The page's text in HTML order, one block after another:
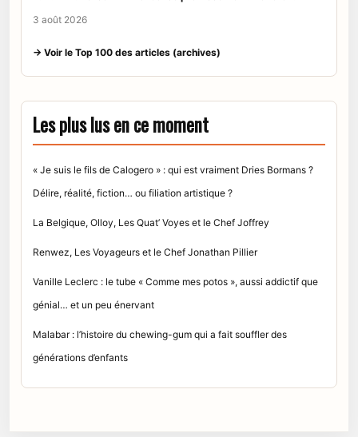
3 août 2026
→ Voir le Top 100 des articles (archives)
Les plus lus en ce moment
« Je suis le fils de Calogero » : qui est vraiment Dries Bormans ?
Délire, réalité, fiction… ou filiation artistique ?
La Belgique, Olloy, Les Quat’ Voyes et le Chef Joffrey
Renwez, Les Voyageurs et le Chef Jonathan Pillier
Vanille Leclerc : le tube « Comme mes potos », aussi addictif que
génial… et un peu énervant
Malabar : l’histoire du chewing-gum qui a fait souffler des
générations d’enfants